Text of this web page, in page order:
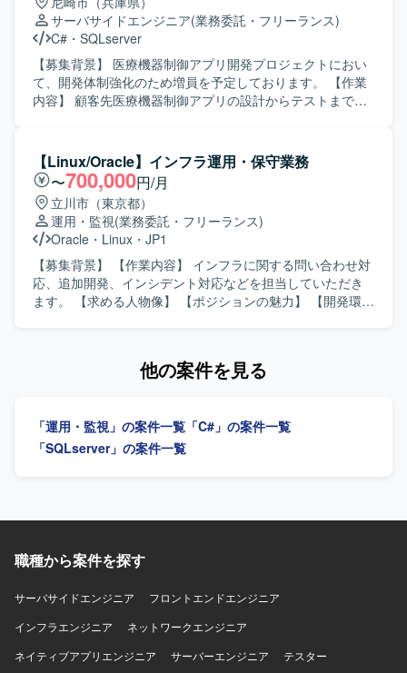
機管理、機器洗浄、台帳管理、資産管理システムによるデ
バイスのポリシー管理、院内端末およびBYOD端末のセット
アップを行います。 マスタメンテナンスとして、病院情報
システムおよび一部部門システムのマスタ追加・削除、マ
スタ問い合わせ対応、頻度の高い文書マスタの週次リリー
ス、部門システムの定期マスタリリースを実施いたしま
設定・管理、情報管理部の業務補助を行います。 【求める
人物像】 医療現場の利用者に対して丁寧に対応しながら、
コミュニケーションを取りつつ業務を遂行できる方を求め
ています。手順に沿って正確に作業を行い、障害発生時に
も落ち着いて切り分けや関係者との調整ができる方を歓迎
いたします。 【ポジションの魅力】 病院情報システム全体
の保守運用に携わることで、電子カルテや各種部門システ
ム、DWHなど幅広いシステムに関する知識や経験を積むこ
とができます。現場の利用者に近い立場で業務を行うた
サーバサイドエンジニア(業務委託・フリーランス)
C# ・ SQLserver
【募集背景】 医療機器制御アプリ開発プロジェクトにおい
て、開発体制強化のため増員を予定しております。 【作業
内容】 顧客先医療機器制御アプリの設計からテストまで一
【ポジションの魅力】 医療機器領域のアプリ開発に携わる
ことで、専門性の高い業務経験を積むことができます。
【開発環境】 HTML、CSS、JavaScript、C#、SQL Server
を用いたアプリケーション開発環境となります。
【Linux/Oracle】インフラ運用・保守業務
〜700,000円/月
立川市（東京都）
運用・監視(業務委託・フリーランス)
Oracle ・ Linux ・ JP1
【募集背景】 【作業内容】 インフラに関する問い合わせ対
応、追加開発、インシデント対応などを担当していただき
ます。 【求める人物像】 【ポジションの魅力】 【開発環
他の案件を見る
「運用・監視」の案件一覧 「C#」の案件一覧
「SQLserver」の案件一覧
職種から案件を探す
サーバサイドエンジニア
フロントエンドエンジニア
インフラエンジニア
ネットワークエンジニア
ネイティブアプリエンジニア
サーバーエンジニア
テスター